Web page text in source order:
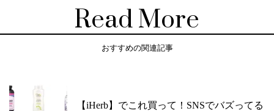
Read More
おすすめの関連記事
【iHerb】でこれ買って！SNSでバズってる